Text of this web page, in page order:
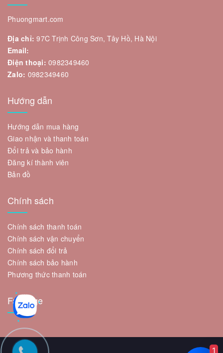
Phuongmart.com
Địa chỉ: 97C Trịnh Công Sơn, Tây Hồ, Hà Nội
Email:
Điện thoại: 0982349460
Zalo: 0982349460
Hướng dẫn
Hướng dẫn mua hàng
Giao nhận và thanh toán
Đổi trả và bảo hành
Đăng kí thành viên
Bản đồ
Chính sách
Chính sách thanh toán
Chính sách vận chuyển
Chính sách đổi trả
Chính sách bảo hành
Phương thức thanh toán
Fanpage
1